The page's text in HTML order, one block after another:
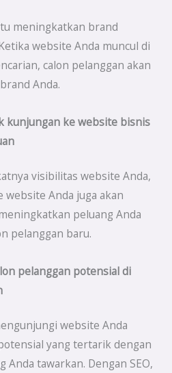
meningkatkan brand
website Anda muncul di
calon pelanggan akan
Anda.
kunjungan ke website bisnis
visibilitas website Anda,
Anda juga akan
peluang Anda
pelanggan baru.
pelanggan potensial di
website Anda
yang tertarik dengan
Anda tawarkan. Dengan SEO,